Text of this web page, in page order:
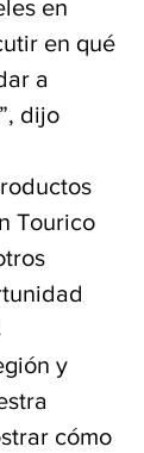
en
en qué
a
dijo
Tourico
y
cómo